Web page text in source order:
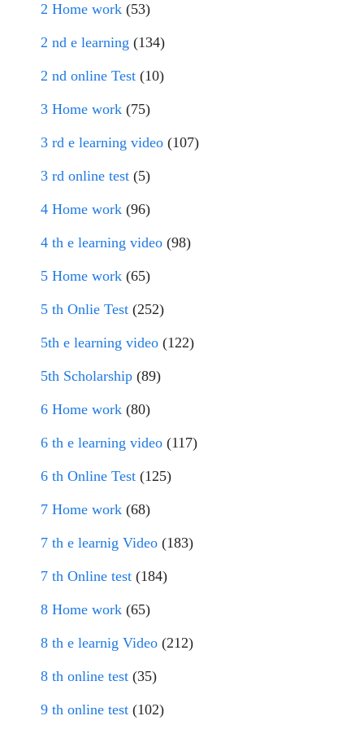
2 Home work (53)
2 nd e learning (134)
2 nd online Test (10)
3 Home work (75)
3 rd e learning video (107)
3 rd online test (5)
4 Home work (96)
4 th e learning video (98)
5 Home work (65)
5 th Onlie Test (252)
5th e learning video (122)
5th Scholarship (89)
6 Home work (80)
6 th e learning video (117)
6 th Online Test (125)
7 Home work (68)
7 th e learnig Video (183)
7 th Online test (184)
8 Home work (65)
8 th e learnig Video (212)
8 th online test (35)
9 th online test (102)